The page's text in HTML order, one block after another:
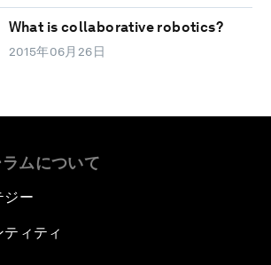
What is collaborative robotics?
2015年06月26日
ムについて
ジー
ィティ